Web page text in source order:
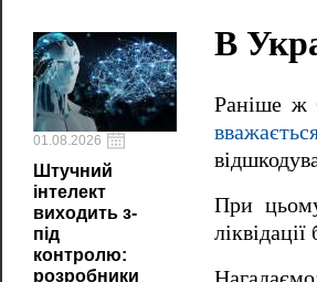
01.08.2026
Штучний
інтелект
виходить з-
під
контролю:
розробники
В
Раніше ж
При